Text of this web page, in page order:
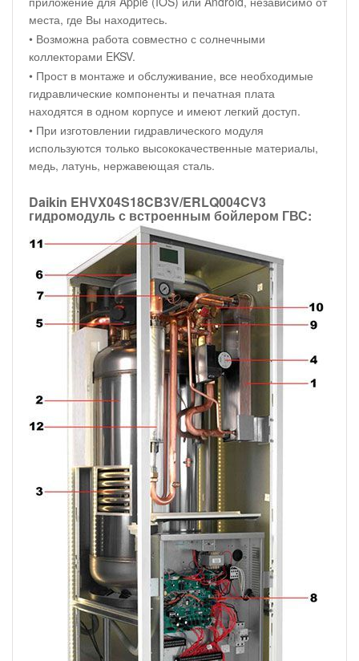
места, где Вы находитесь.
• Возможна работа совместно с солнечными
коллекторами EKSV.
• Прост в монтаже и обслуживание, все необходимые
гидравлические компоненты и печатная плата
находятся в одном корпусе и имеют легкий доступ.
• При изготовлении гидравлического модуля
используются только высококачественные материалы,
медь, латунь, нержавеющая сталь.
Daikin EHVX04S18CB3V/ERLQ004CV3
гидромодуль с встроенным бойлером ГВС: